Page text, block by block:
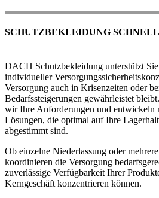
SCHUTZBEKLEIDUNG
DACH Schutzbekleidung unterstützt
individueller
Versorgung auch in Krisenzeiten oder
Bedarfssteigerungen gewährleistet
wir Ihre Anforderungen und entwickeln
Lösungen, die optimal auf Ihre
abgestimmt sind.
Ob einzelne Niederlassung oder
koordinieren die Versorgung
zuverlässige Verfügbarkeit Ihrer
Kerngeschäft konzentrieren können.